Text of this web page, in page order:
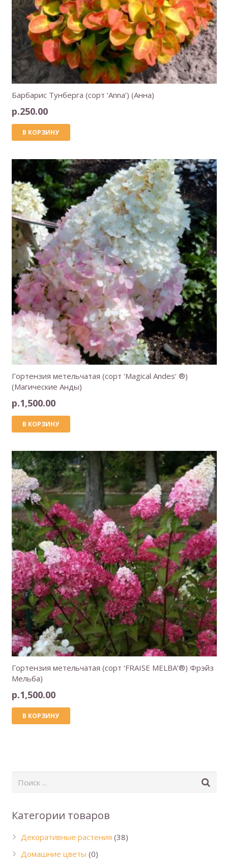
Барбарис Тунберга (сорт ‘Anna’) (Анна)
р.250.00
В КОРЗИНУ
Гортензия метельчатая (сорт ‘Magical Andes’ ®)
(Магические Анды)
р.1,500.00
В КОРЗИНУ
Гортензия метельчатая (сорт ‘FRAISE MELBA’®) Фрэйз
Мельба)
р.1,500.00
В КОРЗИНУ
Категории товаров
Декоративные растения (38)
Домашние цветы (0)